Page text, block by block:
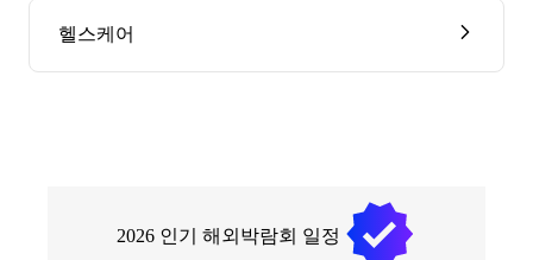
헬스케어
2026 인기 해외박람회 일정